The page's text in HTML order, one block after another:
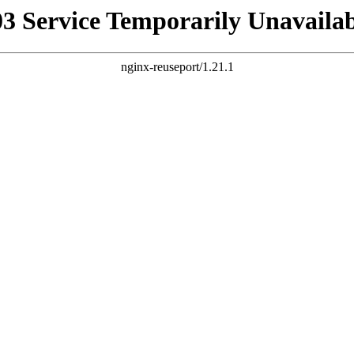
Service Temporarily
nginx-reuseport/1.21.1